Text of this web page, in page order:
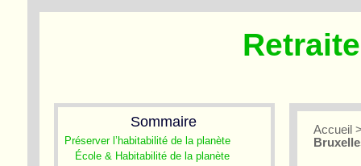
Sommaire
Préserver l’habitabilité de la planète
École & Habitabilité de la planète
Accueil